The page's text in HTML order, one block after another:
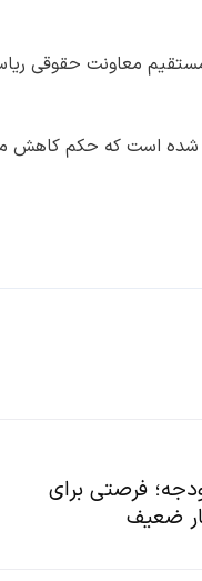
است که حکم کاهش
فرصتی برای
ضعیف